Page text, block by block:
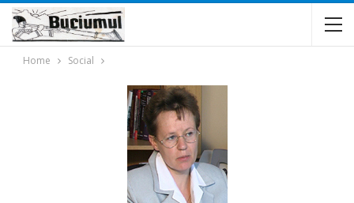
Home Social